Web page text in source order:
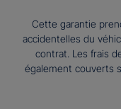
Cette garantie
accidentelles du
contrat. Les frais
également couverts